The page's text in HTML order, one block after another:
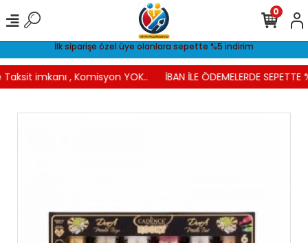
İlk siparişe özel üye olanlara sepette %5 indirim
imkanı , Komisyon YOK.. İBAN İLE ÖDEMELERDE SEPETTE
0